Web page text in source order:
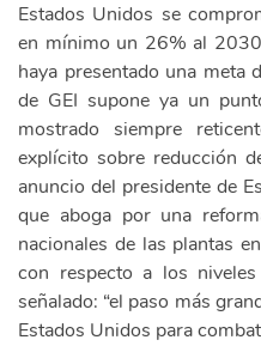
Estados Unidos se
en mínimo un 26% al
haya presentado una meta
de GEI supone ya un
mostrado siempre
explícito sobre reducción
anuncio del presidente de
que aboga por una
nacionales de las plantas
con respecto a los
señalado: “el paso más
Estados Unidos para